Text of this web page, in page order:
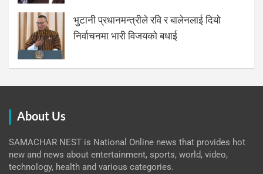
भुटानी प्रधानमन्त्रीले रवि र बालेनलाई दियो
निर्वाचनमा भारी विजयको बधाई
About Us
SAMACHAR NEST is National Online news that provides hot
new and news about entertainment, sports, world, video,
technology, health and various categories.